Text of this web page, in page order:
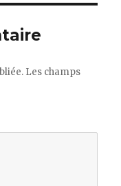
Les champs